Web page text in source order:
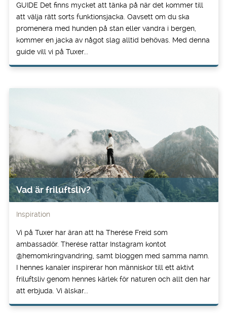
GUIDE Det finns mycket att tänka på när det kommer till
att välja rätt sorts funktionsjacka. Oavsett om du ska
promenera med hunden på stan eller vandra i bergen,
kommer en jacka av något slag alltid behövas. Med denna
guide vill vi på Tuxer...
Vad är friluftsliv?
Inspiration
Vi på Tuxer har äran att ha Therése Freid som
ambassadör. Therése rattar Instagram kontot
@hemomkringvandring, samt bloggen med samma namn.
I hennes kanaler inspirerar hon människor till ett aktivt
friluftsliv genom hennes kärlek för naturen och allt den har
att erbjuda. Vi älskar...